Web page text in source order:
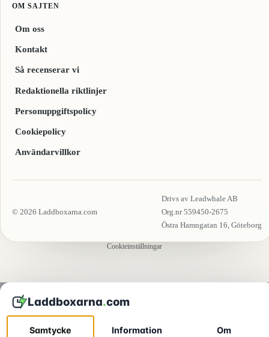
OM SAJTEN
Om oss
Kontakt
Så recenserar vi
Redaktionella riktlinjer
Personuppgiftspolicy
Cookiepolicy
Användarvillkor
© 2026 Laddboxarna.com
Drivs av Leadwhale AB
Org.nr 559450-2675
Östra Hamngatan 16, Göteborg
Cookieinställningar
Laddboxarna.com
Samtycke Information Om